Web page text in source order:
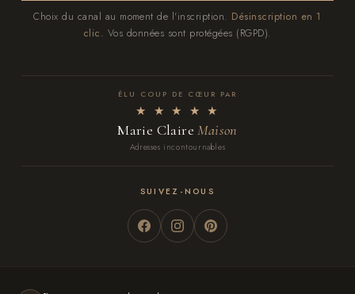
Choix du canal au moment de l'inscription. Désinscription en 1
clic. Vos données sont protégées (RGPD).
ÉLU COUP DE CŒUR PAR
★ ★ ★ ★ ★
Marie ClaireMaison
Adresses incontournables
SUIVEZ-NOUS